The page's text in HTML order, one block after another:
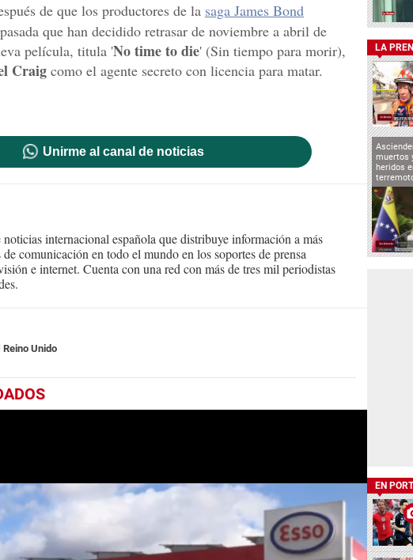
de que los productores de la saga James Bond
que han decidido retrasar de noviembre a abril de
película, titula 'No time to die' (Sin tiempo para morir),
Craig como el agente secreto con licencia para matar.
Unirme al canal de noticias
noticias internacional española que distribuye información a más
comunicación en todo el mundo en los soportes de prensa
e internet. Cuenta con una red con más de tres mil periodistas
Reino Unido
LA
muertos
heridos
EN